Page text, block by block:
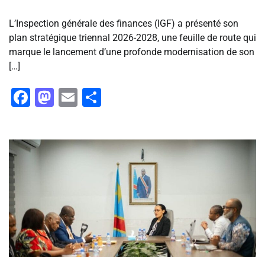
L’Inspection générale des finances (IGF) a présenté son
plan stratégique triennal 2026-2028, une feuille de route qui
marque le lancement d’une profonde modernisation de son
[…]
Facebook
Mastodon
Email